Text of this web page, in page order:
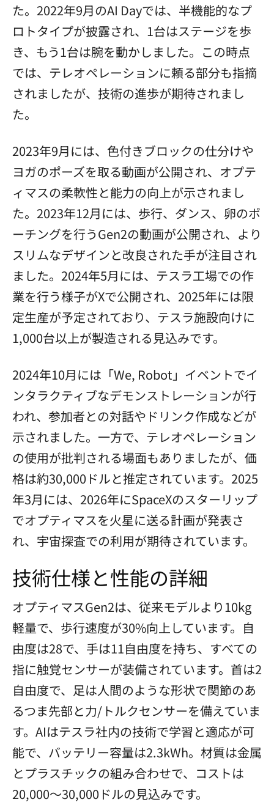
た。2022年9月のAI Dayでは、半機能的なプ
ロトタイプが披露され、1台はステージを歩
き、もう1台は腕を動かしました。この時点
では、テレオペレーションに頼る部分も指摘
されましたが、技術の進歩が期待されまし
た。
2023年9月には、色付きブロックの仕分けや
ヨガのポーズを取る動画が公開され、オプテ
ィマスの柔軟性と能力の向上が示されまし
た。2023年12月には、歩行、ダンス、卵のポ
ーチングを行うGen2の動画が公開され、より
スリムなデザインと改良された手が注目され
ました。2024年5月には、テスラ工場での作
業を行う様子がXで公開され、2025年には限
定生産が予定されており、テスラ施設向けに
1,000台以上が製造される見込みです。
2024年10月には「We, Robot」イベントでイ
ンタラクティブなデモンストレーションが行
われ、参加者との対話やドリンク作成などが
示されました。一方で、テレオペレーション
の使用が批判される場面もありましたが、価
格は約30,000ドルと推定されています。2025
年3月には、2026年にSpaceXのスターリップ
でオプティマスを火星に送る計画が発表さ
れ、宇宙探査での利用が期待されています。
技術仕様と性能の詳細
オプティマスGen2は、従来モデルより10kg
軽量で、歩行速度が30%向上しています。自
由度は28で、手は11自由度を持ち、すべての
指に触覚センサーが装備されています。首は2
自由度で、足は人間のような形状で関節のあ
るつま先部と力/トルクセンサーを備えていま
す。AIはテスラ社内の技術で学習と適応が可
能で、バッテリー容量は2.3kWh。材質は金属
とプラスチックの組み合わせで、コストは
20,000〜30,000ドルの見込みです。